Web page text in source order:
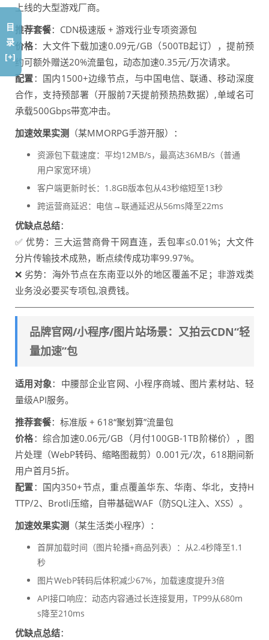
上线的大型游戏厂商。
推荐套餐：CDN极速版 + 游戏行业专项资源包
价格：大文件下载加速0.09元/GB（500TB起订），提前预
约可额外赠送20%流量包，动态加速0.35元/万次请求。
配置：国内1500+边缘节点，与中国电信、联通、移动深度
合作，支持预部署（开服前7天提前预热热数据）,单域名可
承载500Gbps带宽冲击。
加速效果实测 （某MMORPG手游开服）：
资源包下载速度：平均12MB/s，最高达36MB/s（普通
用户家宽环境）
客户端更新时长：1.8GB版本包从43秒缩短至13秒
跨运营商延迟：电信→联通延迟从56ms降至22ms
优缺点总结：
✅ 优势：三大运营商骨干网直连，丢包率≤0.01%；大文件
分片传输技术成熟，断点续传成功率99.97%。
❌ 劣势：海外节点在东南亚以外的地区覆盖不足；非游戏类
业务没必要买专项包,浪费钱。
品牌官网/小程序/图片站场景：又拍云CDN“轻
量加速”包
适用对象：中腰部企业官网、小程序商城、图片素材站、轻
量级API服务。
推荐套餐：标准版 + 618“聚划算”流量包
价格：综合加速0.06元/GB（月付100GB-1TB阶梯价），图
片处理（WebP转码、缩略图裁剪）0.001元/次，618期间新
用户首月5折。
配置：国内350+节点，重点覆盖华东、华南、华北，支持H
TTP/2、Brotli压缩，自带基础WAF（防SQL注入、XSS）。
加速效果实测 （某生活类小程序）：
首屏加载时间（图片轮播+商品列表）：从2.4秒降至1.1
秒
图片WebP转码后体积减少67%，加载速度提升3倍
API接口响应：动态内容通过长连接复用，TP99从680m
s降至210ms
优缺点总结：
目
录
[+]